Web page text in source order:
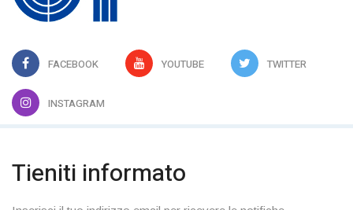
FACEBOOK YOUTUBE TWITTER
INSTAGRAM
Tieniti informato